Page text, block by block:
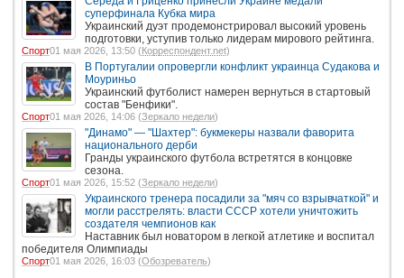
суперфинала Кубка мира
Украинский дуэт продемонстрировал высокий уровень
подготовки, уступив только лидерам мирового рейтинга.
Спорт01 мая 2026, 13:50 ( Корреспондент.net)
В Португалии опровергли конфликт украинца Судакова и
Моуриньо
Украинский футболист намерен вернуться в стартовый
состав "Бенфики".
Спорт01 мая 2026, 14:06 (Зеркало недели)
"Динамо" — "Шахтер": букмекеры назвали фаворита
национального дерби
Гранды украинского футбола встретятся в концовке
сезона.
Спорт01 мая 2026, 15:52 (Зеркало недели)
Украинского тренера посадили за "мяч со взрывчаткой" и
могли расстрелять: власти СССР хотели уничтожить
создателя чемпионов как
Наставник был новатором в легкой атлетике и воспитал
победителя Олимпиады
Спорт01 мая 2026, 16:03 (Обозреватель)